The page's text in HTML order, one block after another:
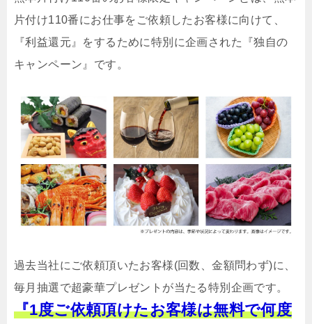
片付け110番にお仕事をご依頼したお客様に向けて、
『利益還元』をするために特別に企画された『独自の
キャンペーン』です。
過去当社にご依頼頂いたお客様(回数、金額問わず)に、
毎月抽選で超豪華プレゼントが当たる特別企画です。
『1度ご依頼頂けたお客様は無料で何度